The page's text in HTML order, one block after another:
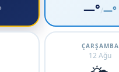
—°/—°
ÇARŞAMBA
12 Ağu